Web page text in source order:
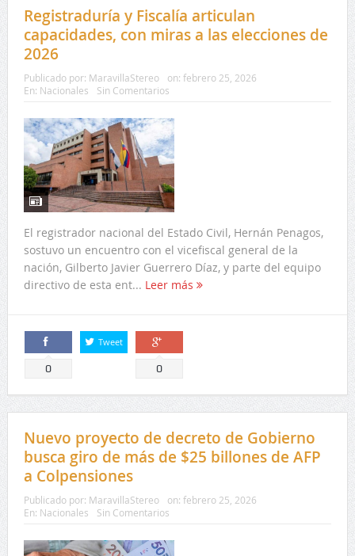
Registraduría y Fiscalía articulan
capacidades, con miras a las elecciones de
2026
Publicado por: MaravillaStereo on: febrero 25, 2026
En: Nacionales Sin Comentarios
El registrador nacional del Estado Civil, Hernán Penagos,
sostuvo un encuentro con el vicefiscal general de la
nación, Gilberto Javier Guerrero Díaz, y parte del equipo
directivo de esta ent... Leer más
Comparte
0
Tweet
Comparte
0
Nuevo proyecto de decreto de Gobierno
busca giro de más de $25 billones de AFP
a Colpensiones
Publicado por: MaravillaStereo on: febrero 25, 2026
En: Nacionales Sin Comentarios